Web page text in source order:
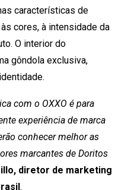
características de
cores, à intensidade da
O interior do
gôndola exclusiva,
com o OXXO é para
experiência de marca
conhecer melhor as
marcantes de Doritos
diretor de marketing
.